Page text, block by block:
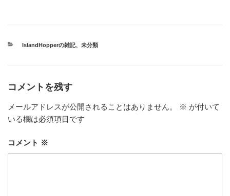
カIslandHopperの雑記、 未分類
コメントを残す
メールアドレスが公開されることはありません。 ※ が付いて
いる欄は必須項目です
コメント ※